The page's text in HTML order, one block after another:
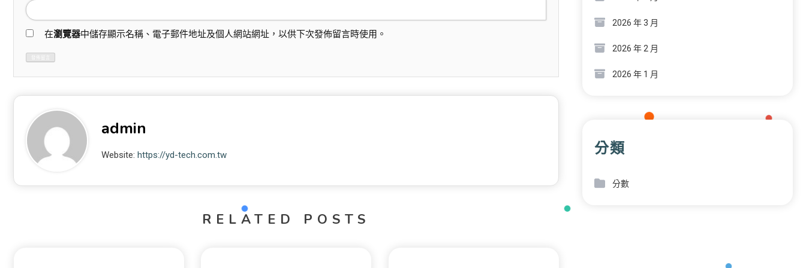
在瀏覽器中儲存顯示名稱、電子郵件地址及個人網站網址，以供下次發佈留言時使用。
admin
Website: https://yd-tech.com.tw
RELATED POSTS
2026 年 3 月
2026 年 2 月
2026 年 1 月
分類
分數